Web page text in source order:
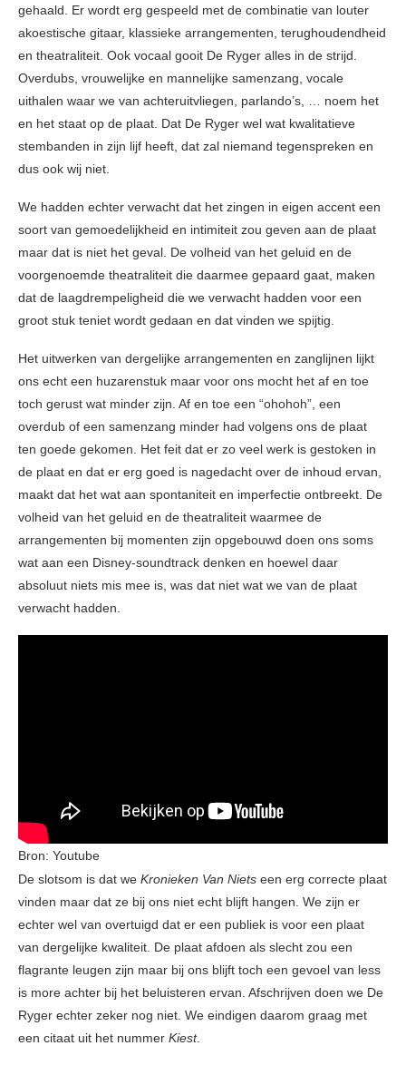
gehaald. Er wordt erg gespeeld met de combinatie van louter
akoestische gitaar, klassieke arrangementen, terughoudendheid
en theatraliteit. Ook vocaal gooit De Ryger alles in de strijd.
Overdubs, vrouwelijke en mannelijke samenzang, vocale
uithalen waar we van achteruitvliegen, parlando’s, … noem het
en het staat op de plaat. Dat De Ryger wel wat kwalitatieve
stembanden in zijn lijf heeft, dat zal niemand tegenspreken en
dus ook wij niet.
We hadden echter verwacht dat het zingen in eigen accent een
soort van gemoedelijkheid en intimiteit zou geven aan de plaat
maar dat is niet het geval. De volheid van het geluid en de
voorgenoemde theatraliteit die daarmee gepaard gaat, maken
dat de laagdrempeligheid die we verwacht hadden voor een
groot stuk teniet wordt gedaan en dat vinden we spijtig.
Het uitwerken van dergelijke arrangementen en zanglijnen lijkt
ons echt een huzarenstuk maar voor ons mocht het af en toe
toch gerust wat minder zijn. Af en toe een “ohohoh”, een
overdub of een samenzang minder had volgens ons de plaat
ten goede gekomen. Het feit dat er zo veel werk is gestoken in
de plaat en dat er erg goed is nagedacht over de inhoud ervan,
maakt dat het wat aan spontaniteit en imperfectie ontbreekt. De
volheid van het geluid en de theatraliteit waarmee de
arrangementen bij momenten zijn opgebouwd doen ons soms
wat aan een Disney-soundtrack denken en hoewel daar
absoluut niets mis mee is, was dat niet wat we van de plaat
verwacht hadden.
Bron: Youtube
De slotsom is dat we Kronieken Van Niets een erg correcte plaat
vinden maar dat ze bij ons niet echt blijft hangen. We zijn er
echter wel van overtuigd dat er een publiek is voor een plaat
van dergelijke kwaliteit. De plaat afdoen als slecht zou een
flagrante leugen zijn maar bij ons blijft toch een gevoel van less
is more achter bij het beluisteren ervan. Afschrijven doen we De
Ryger echter zeker nog niet. We eindigen daarom graag met
een citaat uit het nummer Kiest.